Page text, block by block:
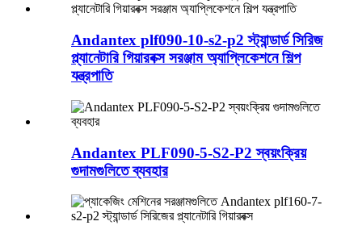
Andantex plf090-10-s2-p2 স্ট্যান্ডার্ড সিরিজ
প্ল্যানেটারি গিয়ারবক্স সরঞ্জাম অ্যাপ্লিকেশনে শিল্প
যন্ত্রপাতি
Andantex PLF090-5-S2-P2 স্বয়ংক্রিয়
গুদামগুলিতে ব্যবহার